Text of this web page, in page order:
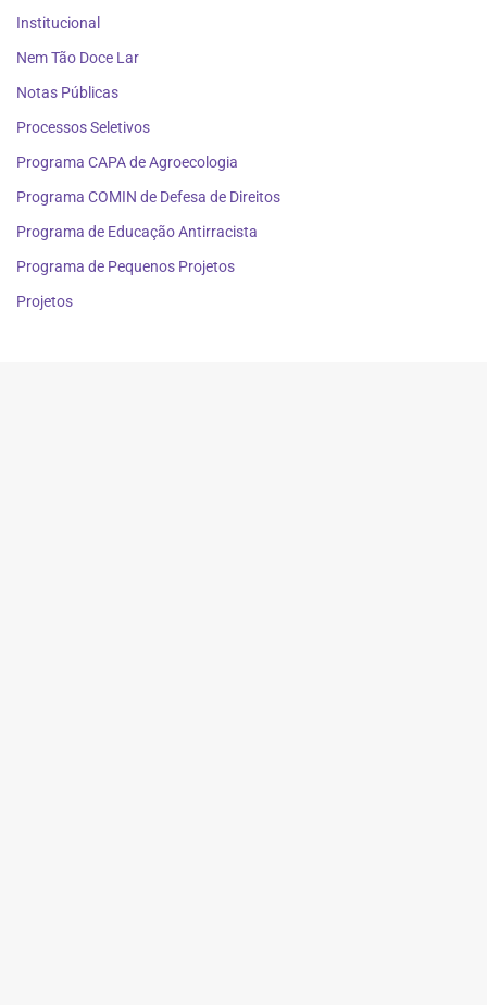
Institucional
Nem Tão Doce Lar
Notas Públicas
Processos Seletivos
Programa CAPA de Agroecologia
Programa COMIN de Defesa de Direitos
Programa de Educação Antirracista
Programa de Pequenos Projetos
Projetos